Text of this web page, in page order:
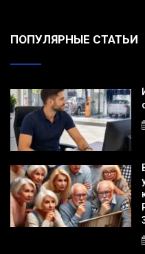
ПОПУЛЯРНЫЕ СТАТЬИ